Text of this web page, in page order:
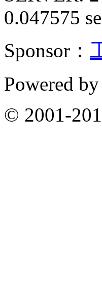
0.047575
Sponsor：
Powered by
© 2001-